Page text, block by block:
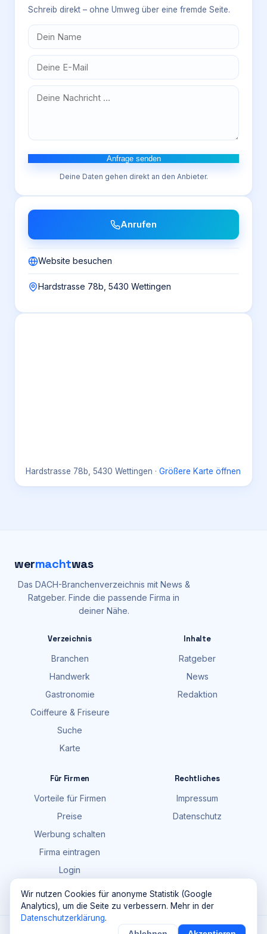
Schreib direkt – ohne Umweg über eine fremde Seite.
Anfrage senden
Deine Daten gehen direkt an den Anbieter.
Anrufen
Website besuchen
Hardstrasse 78b, 5430 Wettingen
Hardstrasse 78b, 5430 Wettingen · Größere Karte öffnen
wermachtwas
Das DACH-Branchenverzeichnis mit News &
Ratgeber. Finde die passende Firma in
deiner Nähe.
Verzeichnis
Branchen
Handwerk
Gastronomie
Coiffeure & Friseure
Suche
Karte
Inhalte
Ratgeber
News
Redaktion
Für Firmen
Vorteile für Firmen
Preise
Werbung schalten
Firma eintragen
Login
Rechtliches
Impressum
Datenschutz
Maik Möhring Media · Ermatingen
Wir nutzen Cookies für anonyme Statistik (Google
Analytics), um die Seite zu verbessern. Mehr in der
Datenschutzerklärung.